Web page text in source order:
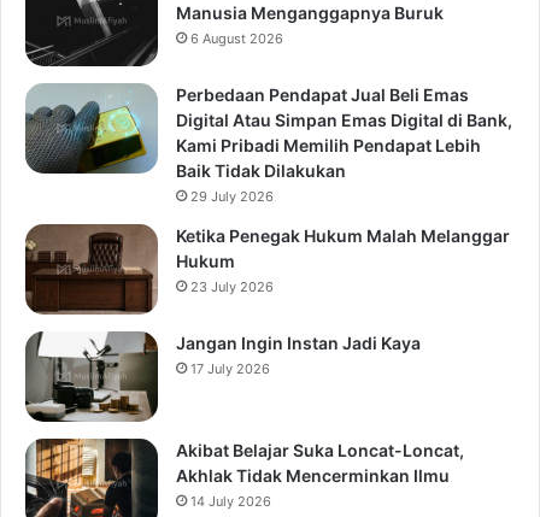
Manusia Menganggapnya Buruk
6 August 2026
Perbedaan Pendapat Jual Beli Emas
Digital Atau Simpan Emas Digital di Bank,
Kami Pribadi Memilih Pendapat Lebih
Baik Tidak Dilakukan
29 July 2026
Ketika Penegak Hukum Malah Melanggar
Hukum
23 July 2026
Jangan Ingin Instan Jadi Kaya
17 July 2026
Akibat Belajar Suka Loncat-Loncat,
Akhlak Tidak Mencerminkan Ilmu
14 July 2026